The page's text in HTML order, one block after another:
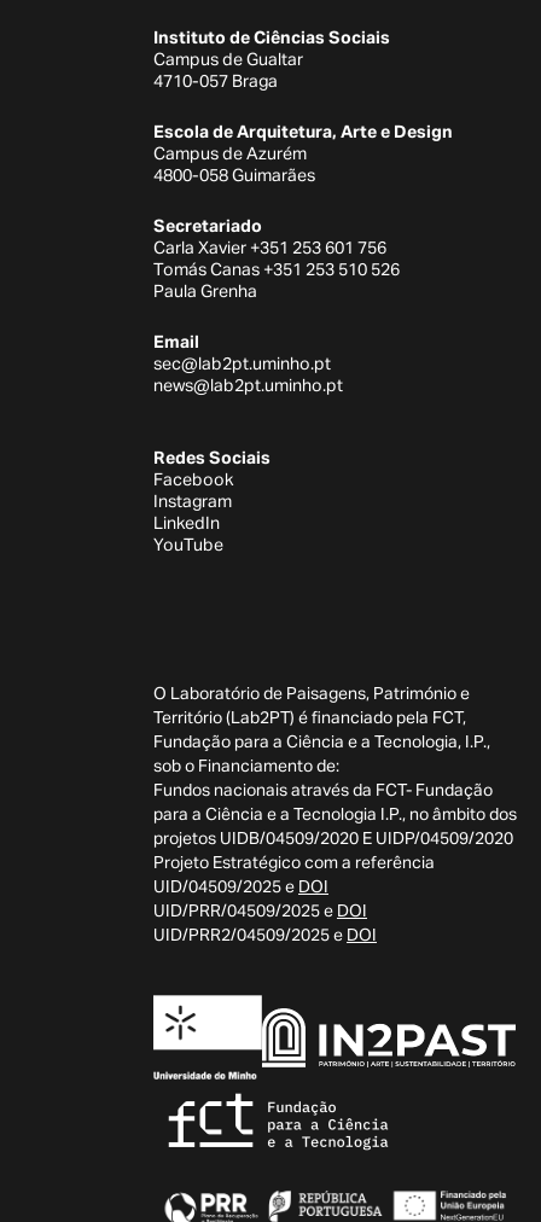
Instituto de Ciências Sociais
Campus de Gualtar
4710-057 Braga
Escola de Arquitetura, Arte e Design
Campus de Azurém
4800-058 Guimarães
Secretariado
Carla Xavier +351 253 601 756
Tomás Canas +351 253 510 526
Paula Grenha
Email
sec@lab2pt.uminho.pt
news@lab2pt.uminho.pt
Redes Sociais
Facebook
Instagram
LinkedIn
YouTube
O Laboratório de Paisagens, Património e
Território (Lab2PT) é financiado pela FCT,
Fundação para a Ciência e a Tecnologia, I.P.,
sob o Financiamento de:
Fundos nacionais através da FCT- Fundação
para a Ciência e a Tecnologia I.P., no âmbito dos
projetos UIDB/04509/2020 E UIDP/04509/2020
Projeto Estratégico com a referência
UID/04509/2025 e DOI
UID/PRR/04509/2025 e DOI
UID/PRR2/04509/2025 e DOI